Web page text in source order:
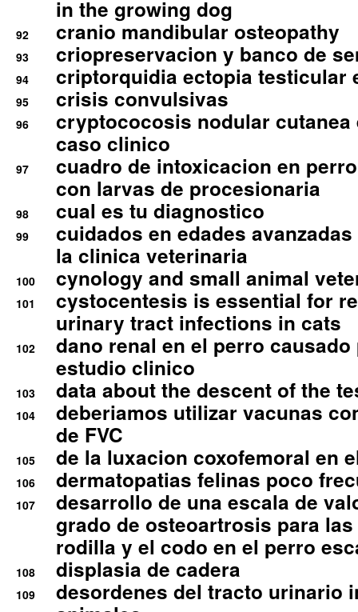
in the growing dog
92 cranio mandibular osteopathy
93 criopreservacion y banco de
94 criptorquidia ectopia testicular
95 crisis convulsivas
96
cryptococosis nodular cutanea
caso clinico
97
cuadro de intoxicacion en
con larvas de procesionaria
98 cual es tu diagnostico
99
cuidados en edades
la clinica veterinaria
100 cynology and small animal
101
cystocentesis is essential for
urinary tract infections in cats
102
dano renal en el perro
estudio clinico
103 data about the descent of the
104
deberiamos utilizar vacunas
de FVC
105 de la luxacion coxofemoral en
106 dermatopatias felinas poco
107
desarrollo de una escala de
grado de osteoartrosis para
rodilla y el codo en el perro
108 displasia de cadera
109
desordenes del tracto urinario